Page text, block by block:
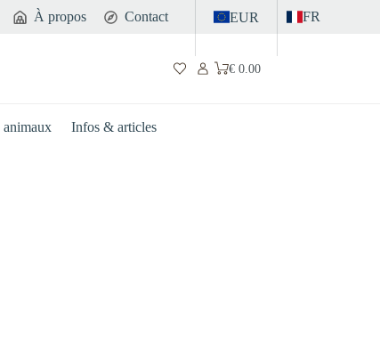
À propos Contact EUR FR
Panier
€0.00
animaux Infos & articles